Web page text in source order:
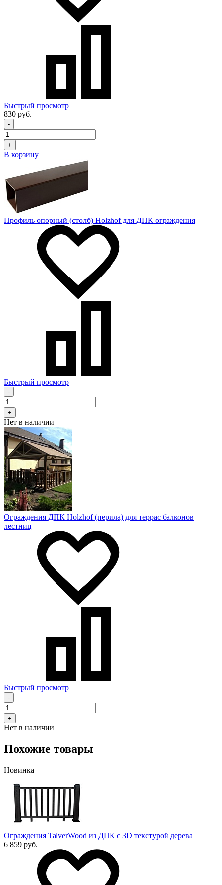
Быстрый просмотр
830 руб.
-
+
В корзину
Профиль опорный (столб) Holzhof для ДПК ограждения
Быстрый просмотр
-
+
Нет в наличии
Ограждения ДПК Holzhof (перила) для террас балконов
лестниц
Быстрый просмотр
-
+
Нет в наличии
Похожие товары
Новинка
Ограждения TalverWood из ДПК с 3D текстурой дерева
6 859 руб.